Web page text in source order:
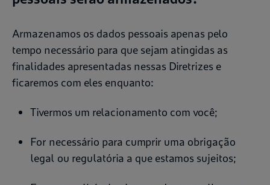
Armazenamos os dados pessoais apenas pelo
tempo necessário para que sejam atingidas as
finalidades apresentadas nessas Diretrizes e
ficaremos com eles enquanto:
Tivermos um relacionamento com você;
For necessário para cumprir uma obrigação
legal ou regulatória a que estamos sujeitos;